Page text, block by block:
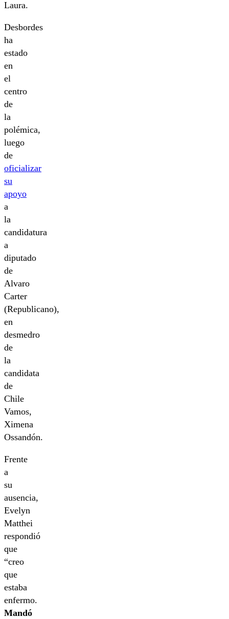
Laura.
Desbordes
ha
estado
en
el
centro
de
la
polémica,
luego
de
oficializar
su
apoyo
a
la
candidatura
a
diputado
de
Alvaro
Carter
(Republicano),
en
desmedro
de
la
candidata
de
Chile
Vamos,
Ximena
Ossandón.
Frente
a
su
ausencia,
Evelyn
Matthei
respondió
que
“creo
que
estaba
enfermo.
Mandó